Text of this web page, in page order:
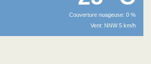
Couverture nuageuse: 0 %
Vent: NNW 5 km/h